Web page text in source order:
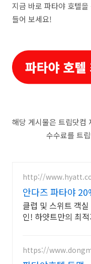
지금 바로 파타야 호텔
들어 보세요!
해당 게시물은 트립닷컴
수수료를 트
http://
안다즈 파타야
홈페이지
클럽 및 스위트 객
인! 하얏트만의 최
할 추억을 만드세요.
https://